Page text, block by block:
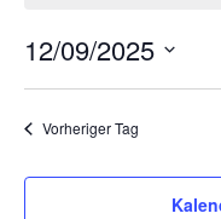
September
2025
12/09/2025
Vorheriger Tag